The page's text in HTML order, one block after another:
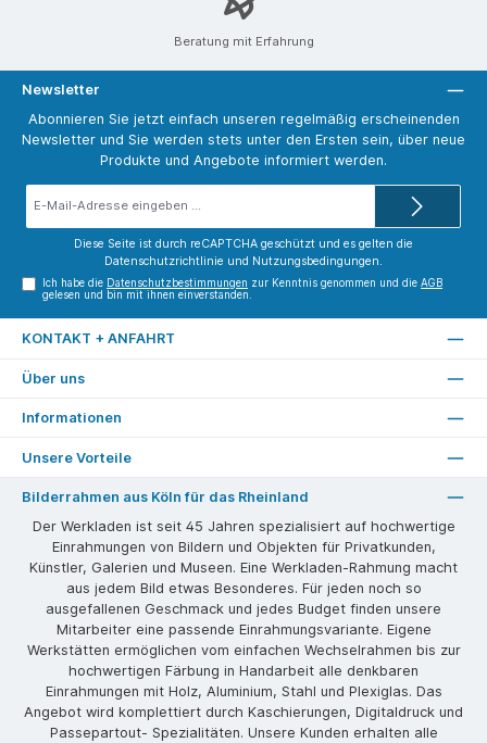
Beratung mit Erfahrung
Newsletter
Abonnieren Sie jetzt einfach unseren regelmäßig erscheinenden
Newsletter und Sie werden stets unter den Ersten sein, über neue
Produkte und Angebote informiert werden.
Diese Seite ist durch reCAPTCHA geschützt und es gelten die
Datenschutzrichtlinie und Nutzungsbedingungen.
Ich habe die Datenschutzbestimmungen zur Kenntnis genommen und dieAGB
gelesen und bin mit ihnen einverstanden.
KONTAKT + ANFAHRT
Über uns
Informationen
Unsere Vorteile
Bilderrahmen aus Köln für das Rheinland
Der Werkladen ist seit 45 Jahren spezialisiert auf hochwertige
Einrahmungen von Bildern und Objekten für Privatkunden,
Künstler, Galerien und Museen. Eine Werkladen-Rahmung macht
aus jedem Bild etwas Besonderes. Für jeden noch so
ausgefallenen Geschmack und jedes Budget finden unsere
Mitarbeiter eine passende Einrahmungsvariante. Eigene
Werkstätten ermöglichen vom einfachen Wechselrahmen bis zur
hochwertigen Färbung in Handarbeit alle denkbaren
Einrahmungen mit Holz, Aluminium, Stahl und Plexiglas. Das
Angebot wird komplettiert durch Kaschierungen, Digitaldruck und
Passepartout- Spezialitäten. Unsere Kunden erhalten alle